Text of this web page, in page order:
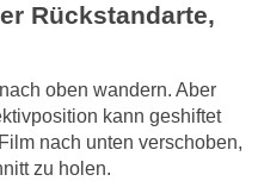
Rückstandarte,
oben wandern. Aber
kann geshiftet
nach unten verschoben,
zu holen.